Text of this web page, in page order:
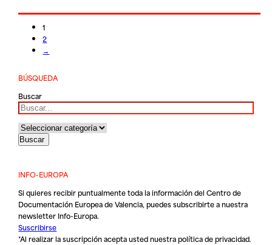
1
2
→
BÚSQUEDA
Buscar
INFO-EUROPA
Si quieres recibir puntualmente toda la información del Centro de
Documentación Europea de Valencia, puedes subscribirte a nuestra
newsletter Info-Europa.
Suscribirse
*Al realizar la suscripción acepta usted nuestrapolítica de privacidad.